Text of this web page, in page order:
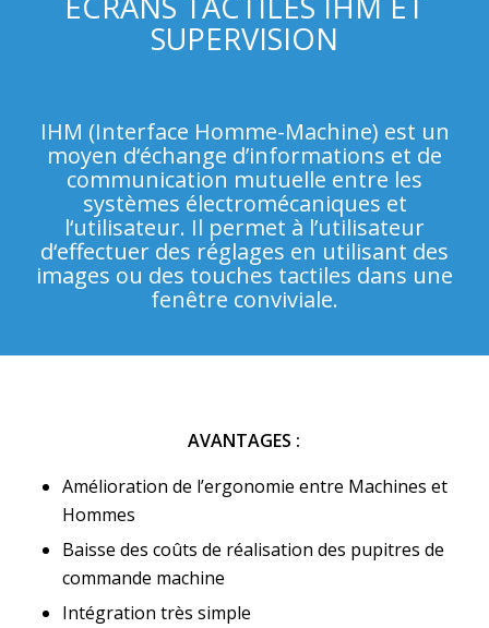
SUPERVISION
IHM (Interface Homme-Machine) est un
moyen d‘échange d’informations et de
communication mutuelle entre les
systèmes électromécaniques et
l‘utilisateur. Il permet à l’utilisateur
d‘effectuer des réglages en utilisant des
images ou des touches tactiles dans une
fenêtre conviviale.
AVANTAGES :
Amélioration de l’ergonomie entre Machines et
Hommes
Baisse des coûts de réalisation des pupitres de
commande machine
Intégration très simple